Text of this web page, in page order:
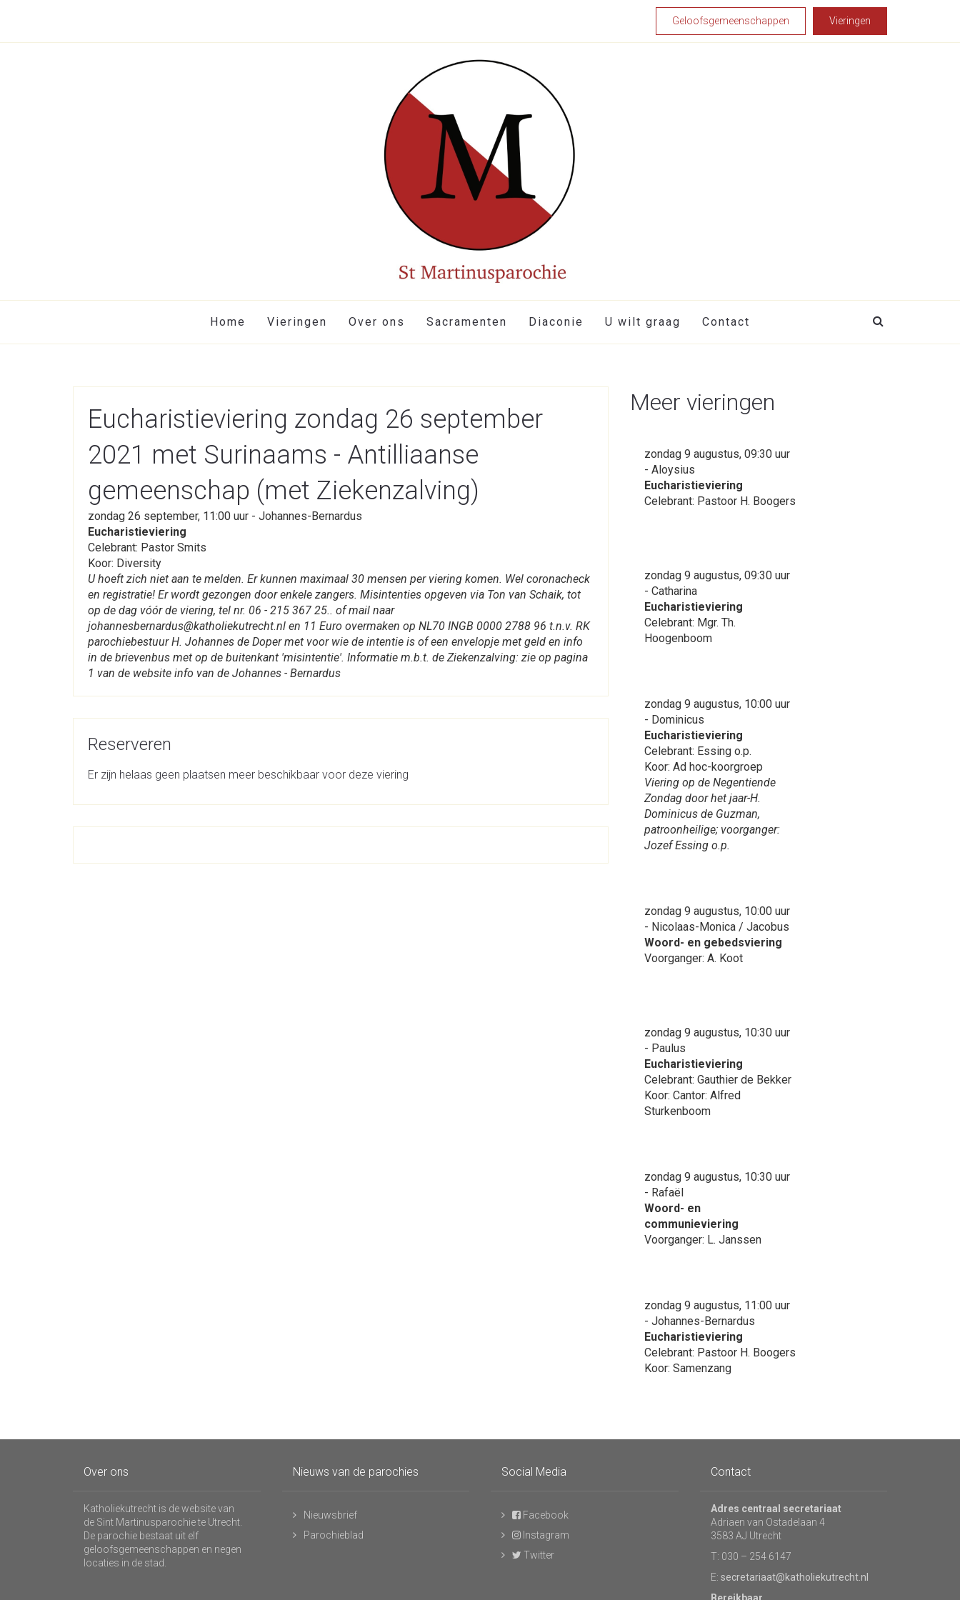
Geloofsgemeenschappen Vieringen
Home Vieringen Over ons Sacramenten Diaconie U wilt graag Contact
Eucharistieviering zondag 26 september
2021 met Surinaams - Antilliaanse
gemeenschap (met Ziekenzalving)
zondag 26 september, 11:00 uur - Johannes-Bernardus
Eucharistieviering
Celebrant: Pastor Smits
Koor: Diversity
U hoeft zich niet aan te melden. Er kunnen maximaal 30 mensen per viering komen. Wel coronacheck
en registratie! Er wordt gezongen door enkele zangers. Misintenties opgeven via Ton van Schaik, tot
op de dag vóór de viering, tel nr. 06 - 215 367 25.. of mail naar
johannesbernardus@katholiekutrecht.nl en 11 Euro overmaken op NL70 INGB 0000 2788 96 t.n.v. RK
parochiebestuur H. Johannes de Doper met voor wie de intentie is of een envelopje met geld en info
in de brievenbus met op de buitenkant 'misintentie'. Informatie m.b.t. de Ziekenzalving: zie op pagina
1 van de website info van de Johannes - Bernardus
Reserveren
Er zijn helaas geen plaatsen meer beschikbaar voor deze viering
Meer vieringen
zondag 9 augustus, 09:30 uur
- Aloysius
Eucharistieviering
Celebrant: Pastoor H. Boogers
zondag 9 augustus, 09:30 uur
- Catharina
Eucharistieviering
Celebrant: Mgr. Th.
Hoogenboom
zondag 9 augustus, 10:00 uur
- Dominicus
Eucharistieviering
Celebrant: Essing o.p.
Koor: Ad hoc-koorgroep
Viering op de Negentiende
Zondag door het jaar-H.
Dominicus de Guzman,
patroonheilige; voorganger:
Jozef Essing o.p.
zondag 9 augustus, 10:00 uur
- Nicolaas-Monica / Jacobus
Woord- en gebedsviering
Voorganger: A. Koot
zondag 9 augustus, 10:30 uur
- Paulus
Eucharistieviering
Celebrant: Gauthier de Bekker
Koor: Cantor: Alfred
Sturkenboom
zondag 9 augustus, 10:30 uur
- Rafaël
Woord- en
communieviering
Voorganger: L. Janssen
zondag 9 augustus, 11:00 uur
- Johannes-Bernardus
Eucharistieviering
Celebrant: Pastoor H. Boogers
Koor: Samenzang
Over ons
Katholiekutrecht is de website van
de Sint Martinusparochie te Utrecht.
De parochie bestaat uit elf
geloofsgemeenschappen en negen
locaties in de stad.
Nieuws van de parochies
Nieuwsbrief
Parochieblad
Social Media
Facebook
Instagram
Twitter
Contact
Adres centraal secretariaat
Adriaen van Ostadelaan 4
3583 AJ Utrecht
T: 030 – 254 6147
E: secretariaat@katholiekutrecht.nl